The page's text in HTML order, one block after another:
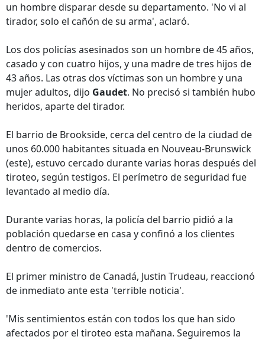
un hombre disparar desde su departamento. 'No vi al
tirador, solo el cañón de su arma', aclaró.
Los dos policías asesinados son un hombre de 45 años,
casado y con cuatro hijos, y una madre de tres hijos de
43 años. Las otras dos víctimas son un hombre y una
mujer adultos, dijo Gaudet. No precisó si también hubo
heridos, aparte del tirador.
El barrio de Brookside, cerca del centro de la ciudad de
unos 60.000 habitantes situada en Nouveau-Brunswick
(este), estuvo cercado durante varias horas después del
tiroteo, según testigos. El perímetro de seguridad fue
levantado al medio día.
Durante varias horas, la policía del barrio pidió a la
población quedarse en casa y confinó a los clientes
dentro de comercios.
El primer ministro de Canadá, Justin Trudeau, reaccionó
de inmediato ante esta 'terrible noticia'.
'Mis sentimientos están con todos los que han sido
afectados por el tiroteo esta mañana. Seguiremos la